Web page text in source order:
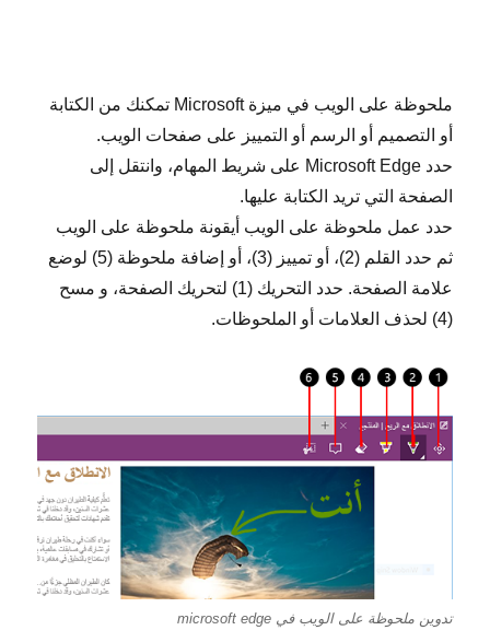
ملحوظة على الويب في ميزة Microsoft تمكنك من الكتابة
أو التصميم أو الرسم أو التمييز على صفحات الويب.
حدد Microsoft Edge على شريط المهام، وانتقل إلى
الصفحة التي تريد الكتابة عليها.
حدد عمل ملحوظة على الويب أيقونة ملحوظة على الويب
ثم حدد القلم (2)، أو تمييز (3)، أو إضافة ملحوظة (5) لوضع
علامة الصفحة. حدد التحريك (1) لتحريك الصفحة، و مسح
(4) لحذف العلامات أو الملحوظات.
تدوين ملحوظة على الويب في microsoft edge